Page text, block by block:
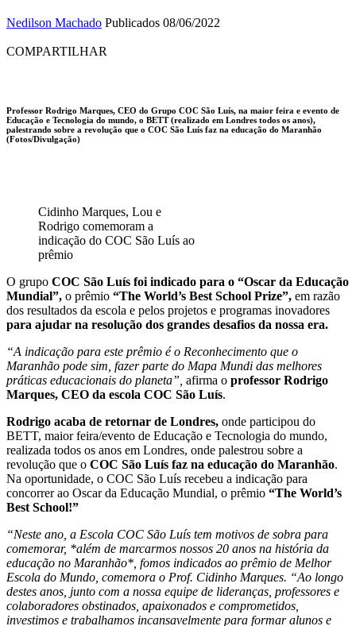
Nedilson Machado Publicados 08/06/2022
COMPARTILHAR
Professor Rodrigo Marques, CEO do Grupo COC São Luís, na maior feira e evento de
Educação e Tecnologia do mundo, o BETT (realizado em Londres todos os anos),
palestrando sobre a revolução que o COC São Luís faz na educação do Maranhão
(Fotos/Divulgação)
Cidinho Marques, Lou e
Rodrigo comemoram a
indicação do COC São Luís ao
prêmio
O grupo COC São Luís foi indicado para o “Oscar da Educação
Mundial”, o prêmio “The World’s Best School Prize”, em razão
dos resultados da escola e pelos projetos e programas inovadores
para ajudar na resolução dos grandes desafios da nossa era.
“A indicação para este prêmio é o Reconhecimento que o
Maranhão pode sim, fazer parte do Mapa Mundi das melhores
práticas educacionais do planeta”, afirma o professor Rodrigo
Marques, CEO da escola COC São Luís.
Rodrigo acaba de retornar de Londres, onde participou do
BETT, maior feira/evento de Educação e Tecnologia do mundo,
realizada todos os anos em Londres, onde palestrou sobre a
revolução que o COC São Luís faz na educação do Maranhão.
Na oportunidade, o COC São Luís recebeu a indicação para
concorrer ao Oscar da Educação Mundial, o prêmio “The World’s
Best School!”
“Neste ano, a Escola COC São Luís tem motivos de sobra para
comemorar, *além de marcarmos nossos 20 anos na história da
educação no Maranhão*, fomos indicados ao prêmio de Melhor
Escola do Mundo, comemora o Prof. Cidinho Marques. “Ao longo
destes anos, junto com a nossa equipe de lideranças, professores e
colaboradores obstinados, apaixonados e comprometidos,
investimos e trabalhamos incansavelmente para formar alunos e